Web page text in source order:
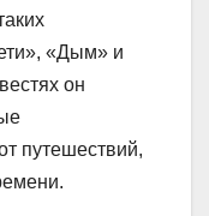
«Дым» и
он
путешествий,